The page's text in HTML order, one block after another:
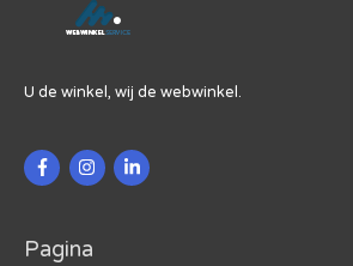
U de winkel, wij de webwinkel.
Pagina